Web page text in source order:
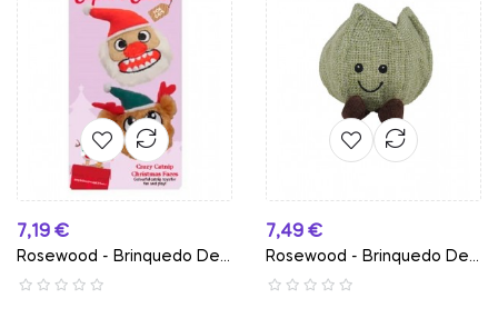
Preço
7,19 €
Rosewood - Brinquedo De...
Preço
7,49 €
Rosewood - Brinquedo De...